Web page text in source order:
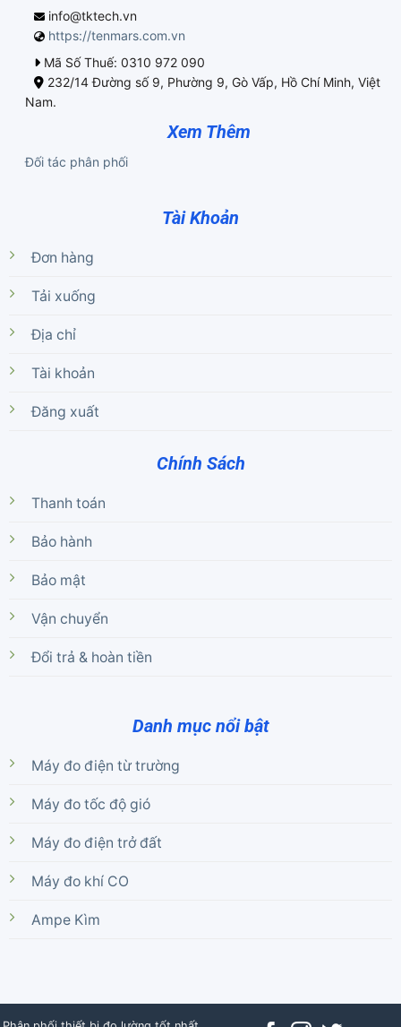
info@tktech.vn
https://tenmars.com.vn
Mã Số Thuế: 0310 972 090
232/14 Đường số 9, Phường 9, Gò Vấp, Hồ Chí Minh, Việt
Nam.
Xem Thêm
Đối tác phân phối
Tài Khoản
Đơn hàng
Tải xuống
Địa chỉ
Tài khoản
Đăng xuất
Chính Sách
Thanh toán
Bảo hành
Bảo mật
Vận chuyển
Đổi trả & hoàn tiền
Danh mục nổi bật
Máy đo điện từ trường
Máy đo tốc độ gió
Máy đo điện trở đất
Máy đo khí CO
Ampe Kìm